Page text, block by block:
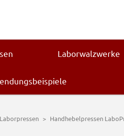
Laborwalzwerke
Laborpressen > Handhebelpressen